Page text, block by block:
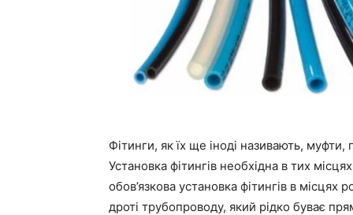
Фітинги, як їх ще іноді називають,
Установка фітингів необхідна в тих
обов’язкова установка фітингів в
дроті трубопроводу, який рідко буває